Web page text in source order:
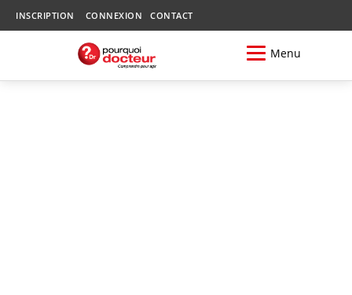
INSCRIPTION CONNEXION CONTACT
Menu